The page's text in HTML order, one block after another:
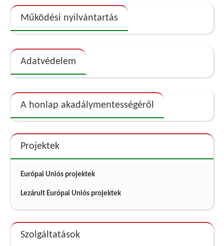
Működési nyilvántartás
Adatvédelem
A honlap akadálymentességéről
Projektek
Európai Uniós projektek
Lezárult Európai Uniós projektek
Szolgáltatások